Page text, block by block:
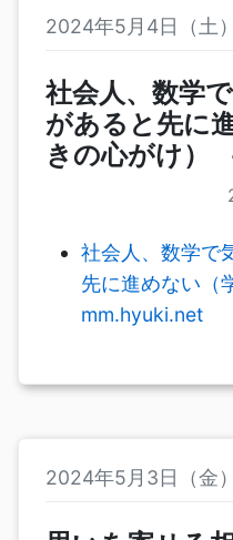
2024年5月4日（土）
社会人、数学
があると先に
きの心がけ）
社会人、数学で
先に進めない（
mm.hyuki.net
2024年5月3日（金）